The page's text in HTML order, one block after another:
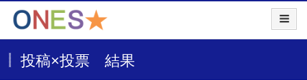
投稿×投票 結果